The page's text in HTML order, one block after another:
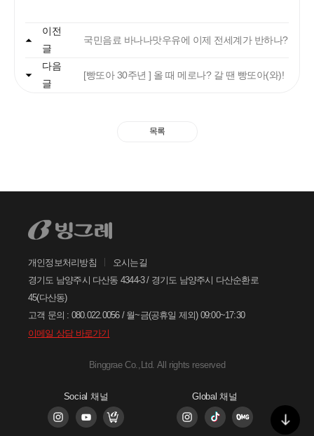
빙그레
궁금한 내용은 아래의 버튼을 선택해
겠습니다.
1:1 문의하기
처음으로
이전
글
국민음료 바나나맛우유에 이제 전세계가 반하나?
다음
글
[빵또아 30주년 ] 올 때 메로나? 갈 땐 빵또아(와)!
목록
개인정보처리방침
오시는길
경기도 남양주시 다산동 4344-3 / 경기도 남양주시 다산순환로
45(다산동)
고객 문의 : 080.022.0056 / 월~금(공휴일 제외) 09:00~17:30
이메일 상담 바로가기
Binggrae Co.,Ltd. All rights reserved
Social 채널 Global 채널